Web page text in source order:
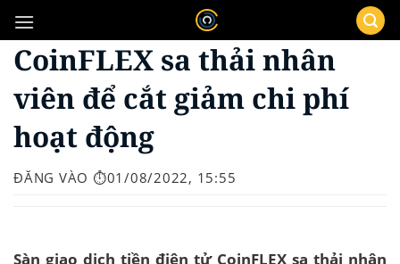
qua
nội
dung
CoinFLEX sa thải nhân
viên để cắt giảm chi phí
hoạt động
ĐĂNG VÀO ⏱️01/08/2022, 15:55
Sàn giao dịch tiền điện tử CoinFLEX sa thải nhân